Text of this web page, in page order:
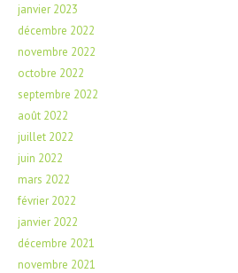
janvier 2023
décembre 2022
novembre 2022
octobre 2022
septembre 2022
août 2022
juillet 2022
juin 2022
mars 2022
février 2022
janvier 2022
décembre 2021
novembre 2021